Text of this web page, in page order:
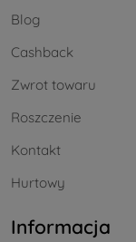
Blog
Cashback
Zwrot towaru
Roszczenie
Kontakt
Hurtowy
Informacja